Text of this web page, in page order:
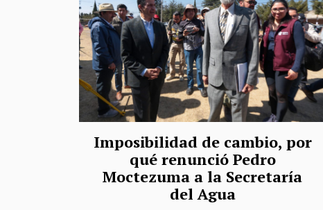
Imposibilidad de cambio, por
qué renunció Pedro
Moctezuma a la Secretaría
del Agua